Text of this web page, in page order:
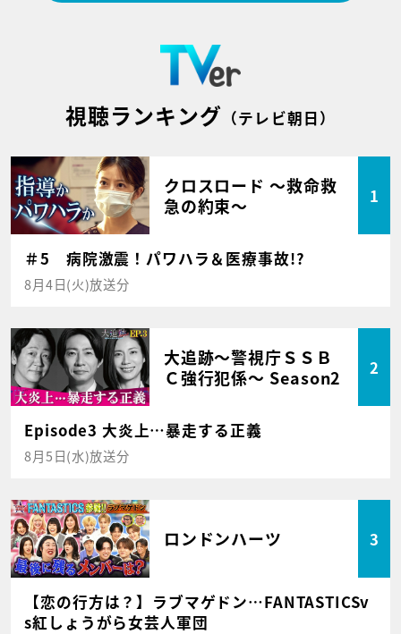
視聴ランキング （テレビ朝日）
クロスロード ～救命救
急の約束～
1
＃5 病院激震！パワハラ＆医療事故!?
8月4日(火)放送分
大追跡～警視庁ＳＳＢ
Ｃ強行犯係～ Season2
2
Episode3 大炎上…暴走する正義
8月5日(水)放送分
ロンドンハーツ 3
【恋の行方は？】ラブマゲドン…FANTASTICSv
s紅しょうがら女芸人軍団